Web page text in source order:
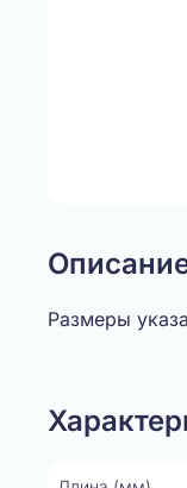
Размеры